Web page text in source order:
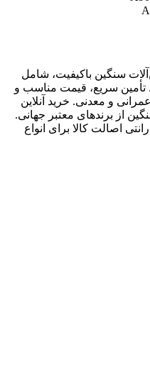
باکیفیت، شامل
قیمت مناسب و
خرید آنلاین
معتبر جهانی.
برای انواع